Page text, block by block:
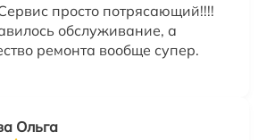
просто потрясающий!!!!
обслуживание, а
ремонта вообще супер.
Ольга